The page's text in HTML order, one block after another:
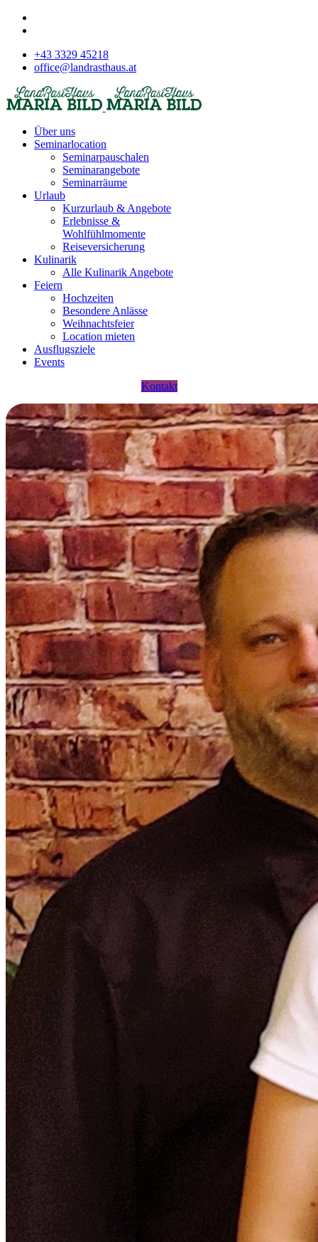
+43 3329 45218
office@landrasthaus.at
Über uns
Seminarlocation
Seminarpauschalen
Seminarangebote
Seminarräume
Urlaub
Kurzurlaub & Angebote
Erlebnisse &
Wohlfühlmomente
Reiseversicherung
Kulinarik
Alle Kulinarik Angebote
Feiern
Hochzeiten
Besondere Anlässe
Weihnachtsfeier
Location mieten
Ausflugsziele
Events
Kontakt